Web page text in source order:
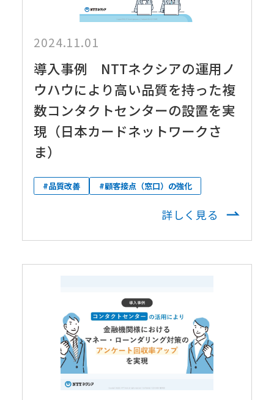
2024.11.01
導入事例 NTTネクシアの運用ノ
ウハウにより高い品質を持った複
数コンタクトセンターの設置を実
現（日本カードネットワークさ
ま）
#品質改善 #顧客接点（窓口）の強化
詳しく見る